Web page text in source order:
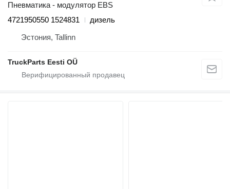
Пневматика - модулятор EBS
4721950550 1524831
дизель
Эстония, Tallinn
TruckParts Eesti OÜ